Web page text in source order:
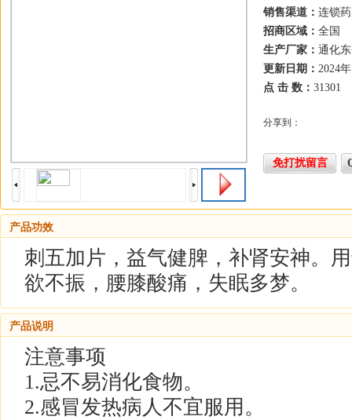
销售渠道： 连锁
(门诊),诊所,
招商区域： 全国
生产厂家： 通化
更新日期： 2024
点 击 数： 31301
分享到：
免打扰留言
产品功效
刺五加片，益气健脾，补肾安神。
欲不振，腰膝酸痛，失眠多梦。
产品说明
注意事项
1.忌不易消化食物。
2.感冒发热病人不宜服用。